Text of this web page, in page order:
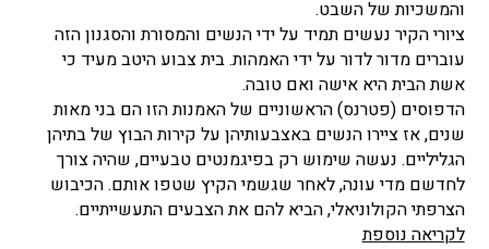
והמשכיות של השבט.
ציורי הקיר נעשים תמיד על ידי הנשים והמסורת והסגנון הזה
עוברים מדור לדור על ידי האמהות. בית צבוע היטב מעיד כי
אשת הבית היא אישה ואם טובה.
הדפוסים (פטרנס) הראשוניים של האמנות הזו הם בני מאות
שנים, אז ציירו הנשים באצבעותיהן על קירות הבוץ של בתיהן
הגליליים. נעשה שימוש רק בפיגמנטים טבעיים, שהיה צורך
לחדשם מדי עונה, לאחר שגשמי הקיץ שטפו אותם. הכיבוש
הצרפתי הקולוניאלי, הביא להם את הצבעים התעשייתיים.
לקריאה נוספת